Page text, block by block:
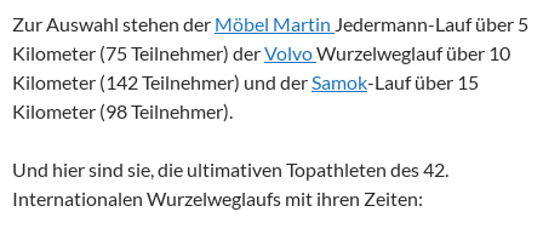
Zur Auswahl stehen der Möbel Martin Jedermann-Lauf über 5
Kilometer (75 Teilnehmer) derVolvoWurzelweglauf über 10
Kilometer (142 Teilnehmer) und derSamok-Lauf über 15
Kilometer (98 Teilnehmer).
Und hier sind sie, die ultimativen Topathleten des 42.
Internationalen Wurzelweglaufs mit ihren Zeiten: